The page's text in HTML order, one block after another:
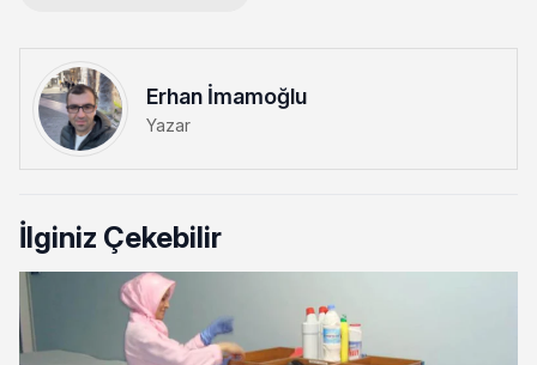
Erhan İmamoğlu
Yazar
İlginiz Çekebilir